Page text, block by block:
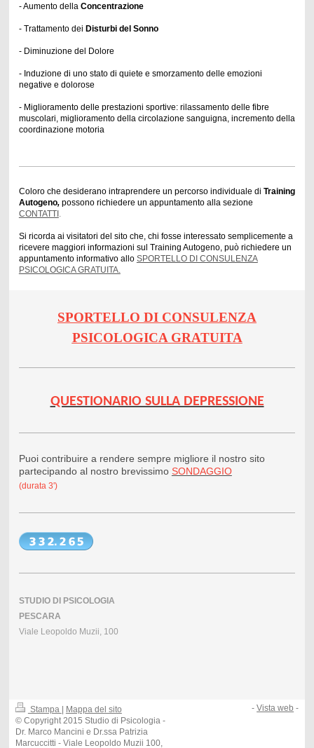
- Aumento della Concentrazione
- Trattamento dei Disturbi del Sonno
- Diminuzione del Dolore
- Induzione di uno stato di quiete e smorzamento delle emozioni
negative e dolorose
- Miglioramento delle prestazioni sportive: rilassamento delle fibre
muscolari, miglioramento della circolazione sanguigna, incremento della
coordinazione motoria
Coloro che desiderano intraprendere un percorso individuale di Training
Autogeno,possono richiedere un appuntamento alla sezione
CONTATTI.
Si ricorda ai visitatori del sito che, chi fosse interessato semplicemente a
ricevere maggiori informazioni sul Training Autogeno, può richiedere un
appuntamento informativo allo SPORTELLO DI CONSULENZA
PSICOLOGICA GRATUITA.
SPORTELLO DI CONSULENZA
PSICOLOGICA GRATUITA
QUESTIONARIO SULLA DEPRESSIONE
Puoi contribuire a rendere sempre migliore il nostro sito
partecipando al nostro brevissimo SONDAGGIO
(durata 3')
STUDIO DI PSICOLOGIA
PESCARA
Viale Leopoldo Muzii, 100
Stampa
Mappa del sito
© Copyright 2015 Studio di Psicologia -
Dr. Marco Mancini e Dr.ssa Patrizia
Marcuccitti - Viale Leopoldo Muzii 100,
-Vista web -